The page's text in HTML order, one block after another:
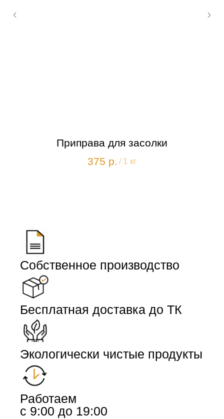
Приправа для засолки
375 р. / 1 кг
Собственное производство
Бесплатная доставка до ТК
Экологически чистые продукты
Работаем
с 9:00 до 19:00